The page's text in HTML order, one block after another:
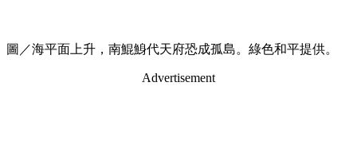
圖／海平面上升，南鯤鯓代天府恐成孤島。綠色和平提供。
Advertisement